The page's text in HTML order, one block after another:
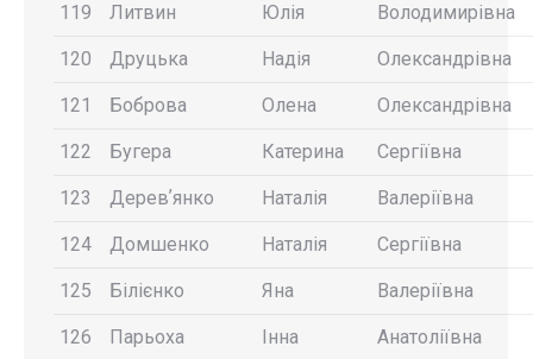
119 Литвин Юлія Володимирівна
120 Друцька Надія Олександрівна
121 Боброва Олена Олександрівна
122 Бугера Катерина Сергіївна
123 Деревʼянко Наталія Валеріївна
124 Домшенко Наталія Сергіївна
125 Білієнко Яна Валеріївна
126 Парьоха Інна Анатоліївна